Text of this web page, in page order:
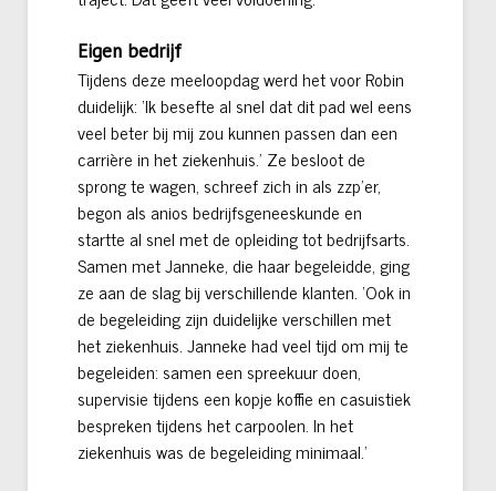
Eigen bedrijf
Tijdens deze meeloopdag werd het voor Robin
duidelijk: ‘Ik besefte al snel dat dit pad wel eens
veel beter bij mij zou kunnen passen dan een
carrière in het ziekenhuis.’ Ze besloot de
sprong te wagen, schreef zich in als zzp’er,
begon als anios bedrijfsgeneeskunde en
startte al snel met de opleiding tot bedrijfsarts.
Samen met Janneke, die haar begeleidde, ging
ze aan de slag bij verschillende klanten. ‘Ook in
de begeleiding zijn duidelijke verschillen met
het ziekenhuis. Janneke had veel tijd om mij te
begeleiden: samen een spreekuur doen,
supervisie tijdens een kopje koffie en casuistiek
bespreken tijdens het carpoolen. In het
ziekenhuis was de begeleiding minimaal.’